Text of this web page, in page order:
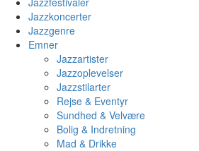
Jazzkoncerter
Jazzgenre
Emner
Jazzartister
Jazzoplevelser
Jazzstilarter
Rejse & Eventyr
Sundhed & Velvære
Bolig & Indretning
Mad & Drikke